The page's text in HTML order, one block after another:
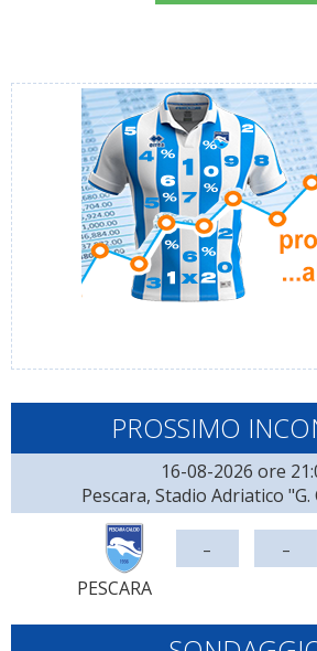
PROSSIMO
16-08-2026 ore
Pescara, Stadio Adriatico
PESCARA
- -